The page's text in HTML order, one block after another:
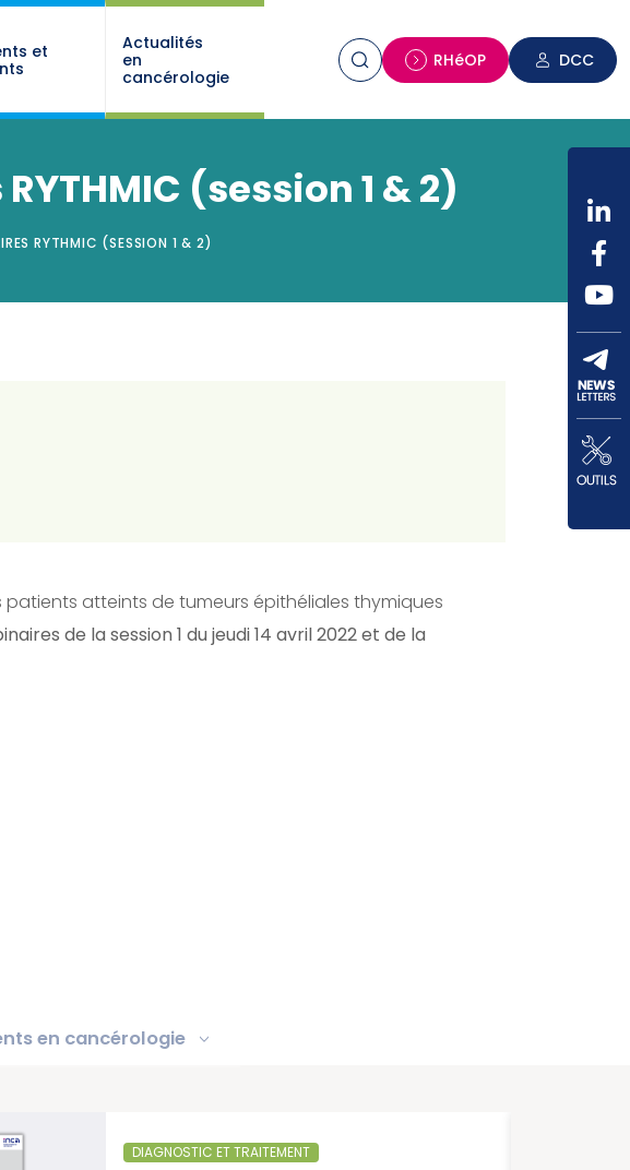
et
Actualités
en
cancérologie
RHéOP DCC
(session 1 & 2)
RYTHMIC (SESSION 1 & 2)
patients atteints de tumeurs épithéliales thymiques
de la session 1 du jeudi 14 avril 2022 et de la
en cancérologie
DIAGNOSTIC ET TRAITEMENT